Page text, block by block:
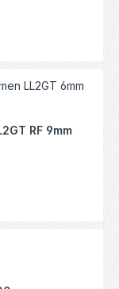
von 5 von 5
RF 9mm
von 3.8 von